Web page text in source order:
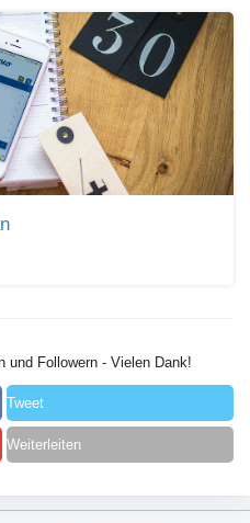
und Followern - Vielen Dank!
Tweet
Weiterleiten